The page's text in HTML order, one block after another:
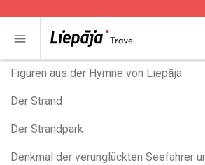
menu
In der Nähe
Figuren aus der Hymne von Liepāja
Der Strand
Der Strandpark
Denkmal der verunglückten Seefahrer